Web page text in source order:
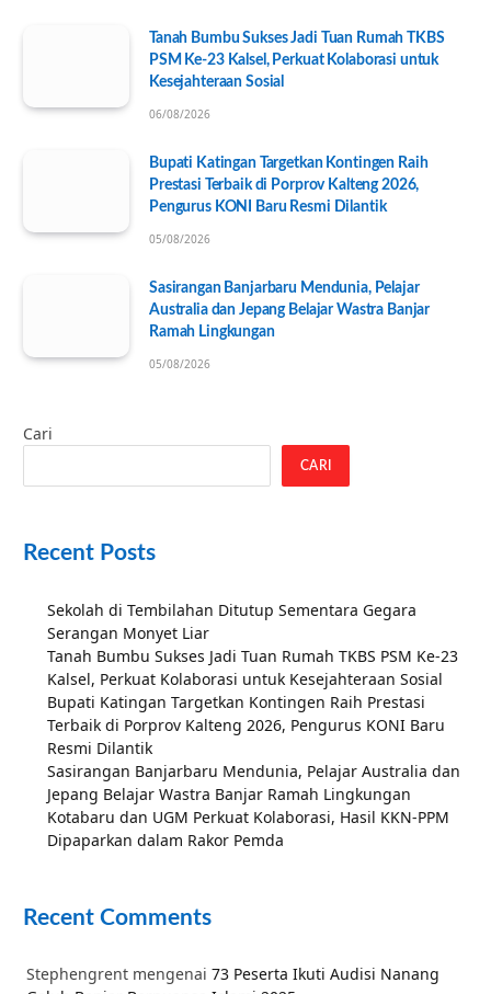
Tanah Bumbu Sukses Jadi Tuan Rumah TKBS
PSM Ke-23 Kalsel, Perkuat Kolaborasi untuk
Kesejahteraan Sosial
06/08/2026
Bupati Katingan Targetkan Kontingen Raih
Prestasi Terbaik di Porprov Kalteng 2026,
Pengurus KONI Baru Resmi Dilantik
05/08/2026
Sasirangan Banjarbaru Mendunia, Pelajar
Australia dan Jepang Belajar Wastra Banjar
Ramah Lingkungan
05/08/2026
Cari
CARI
Recent Posts
Sekolah di Tembilahan Ditutup Sementara Gegara
Serangan Monyet Liar
Tanah Bumbu Sukses Jadi Tuan Rumah TKBS PSM Ke-23
Kalsel, Perkuat Kolaborasi untuk Kesejahteraan Sosial
Bupati Katingan Targetkan Kontingen Raih Prestasi
Terbaik di Porprov Kalteng 2026, Pengurus KONI Baru
Resmi Dilantik
Sasirangan Banjarbaru Mendunia, Pelajar Australia dan
Jepang Belajar Wastra Banjar Ramah Lingkungan
Kotabaru dan UGM Perkuat Kolaborasi, Hasil KKN-PPM
Dipaparkan dalam Rakor Pemda
Recent Comments
Stephengrent mengenai 73 Peserta Ikuti Audisi Nanang